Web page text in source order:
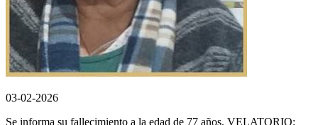
03-02-2026
Se informa su fallecimiento a la edad de 77 años. VELATORIO: